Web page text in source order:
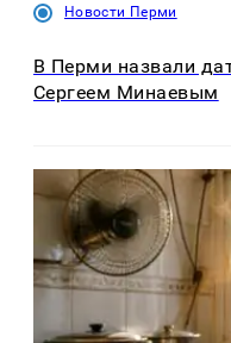
Новости Перми
В Перми назвали
Сергеем Минаевым